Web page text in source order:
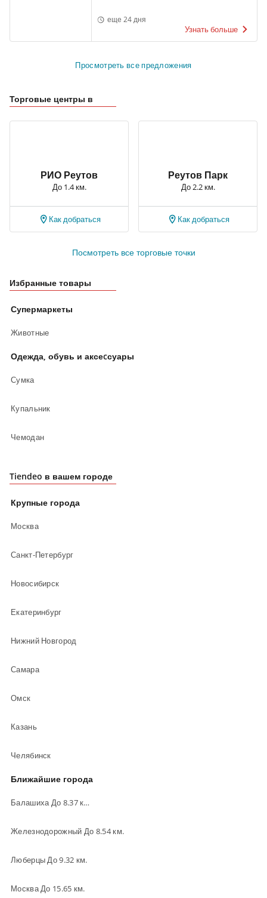
еще 24 дня
Узнать больше
Просмотреть все предложения
Торговые центры в
РИО Реутов
До 1.4 км.
Как добраться
Реутов Парк
До 2.2 км.
Как добраться
Посмотреть все торговые точки
Избранные товары
Супермаркеты
Животные
Одежда, обувь и аксеcсуары
Сумка
Купальник
Чемодан
Tiendeo в вашем городе
Крупные города
Москва
Санкт-Петербург
Новосибирск
Екатеринбург
Нижний Новгород
Самара
Омск
Казань
Челябинск
Ближайшие города
Балашиха До 8.37 км.
Железнодорожный До 8.54 км.
Люберцы До 9.32 км.
Москва До 15.65 км.